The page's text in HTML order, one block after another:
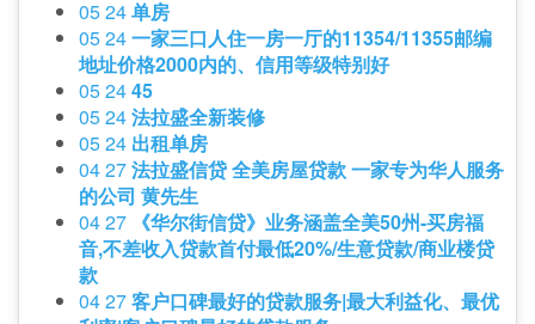
05 24单房
05 24一家三口人住一房一厅的11354/11355邮编
地址价格2000内的、信用等级特别好
05 2445
05 24法拉盛全新装修
05 24 出租单房
04 27法拉盛信贷 全美房屋贷款 一家专为华人服务
的公司 黄先生
04 27 《华尔街信贷》业务涵盖全美50州-买房福
音,不差收入贷款首付最低20%/生意贷款/商业楼贷
款
04 27客户口碑最好的贷款服务|最大利益化、最优